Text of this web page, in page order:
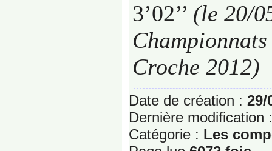
3’02’’ (le 20/
Croche 2012)
Date de création : 29/
Dernière modification
Catégorie : Les